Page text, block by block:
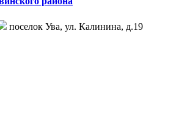
поселок Ува, ул. Калинина, д.19